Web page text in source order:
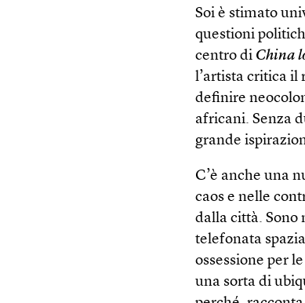
Soi è stimato
questioni
centro di China
l’artista critica il
definire
africani. Senza
grande
C’è anche una
caos e nelle
dalla città. Sono
telefonata
ossessione per
una sorta di